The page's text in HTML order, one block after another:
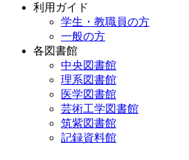
利用ガイド
学生・教職員の方
一般の方
各図書館
中央図書館
理系図書館
医学図書館
芸術工学図書館
筑紫図書館
記録資料館